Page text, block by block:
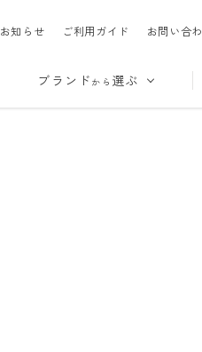
お知らせ ご利用ガイド お問い合
ブランド から 選ぶ